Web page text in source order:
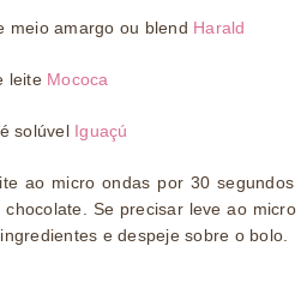
meio amargo ou blend Harald
leite Mococa
solúvel Iguaçú
ao micro ondas por 30
chocolate. Se precisar leve ao
e despeje sobre o bolo.